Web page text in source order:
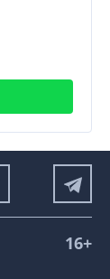
16+